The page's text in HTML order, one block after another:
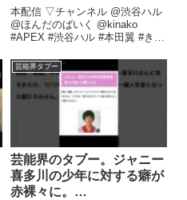
きなこ/本田翼/CRカップ/
切り抜き】
本配信 ▽チャンネル @渋谷ハル
@ほんだのばいく @kinako
#APEX #渋谷ハル #本田翼 #きな
芸能界タブー
芸能界のタブー。ジャニー
喜多川の少年に対する癖が
赤裸々に。